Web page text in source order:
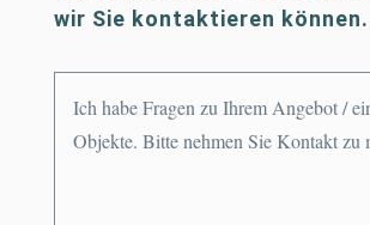
fwir Sie kontaktieren können.